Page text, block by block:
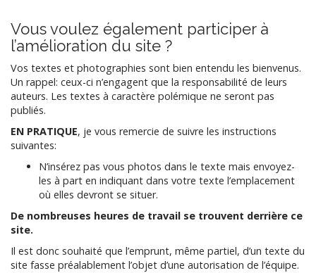
Vous voulez également participer à
l’amélioration du site ?
Vos textes et photographies sont bien entendu les bienvenus.
Un rappel: ceux-ci n’engagent que la responsabilité de leurs
auteurs. Les textes à caractère polémique ne seront pas
publiés.
EN PRATIQUE, je vous remercie de suivre les instructions
suivantes:
N’insérez pas vous photos dans le texte mais envoyez-
les à part en indiquant dans votre texte l’emplacement
où elles devront se situer.
De nombreuses heures de travail se trouvent derrière ce
site.
Il est donc souhaité que l’emprunt, même partiel, d’un texte du
site fasse préalablement l’objet d’une autorisation de l’équipe.